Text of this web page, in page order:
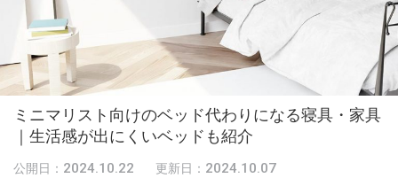
g
a
ミニマリスト向けのベッド代わりになる寝具・家具
｜生活感が出にくいベッドも紹介
公開日： 2024.10.22 更新日： 2024.10.07